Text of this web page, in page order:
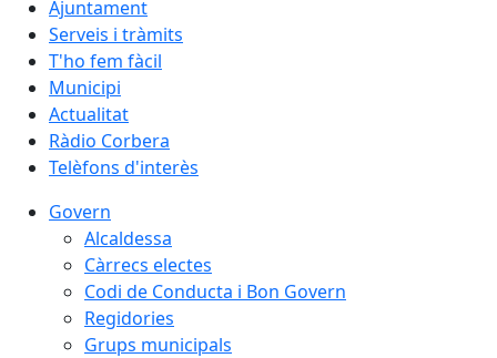
Ajuntament
Serveis i tràmits
T'ho fem fàcil
Municipi
Actualitat
Ràdio Corbera
Telèfons d'interès
Govern
Alcaldessa
Càrrecs electes
Codi de Conducta i Bon Govern
Regidories
Grups municipals